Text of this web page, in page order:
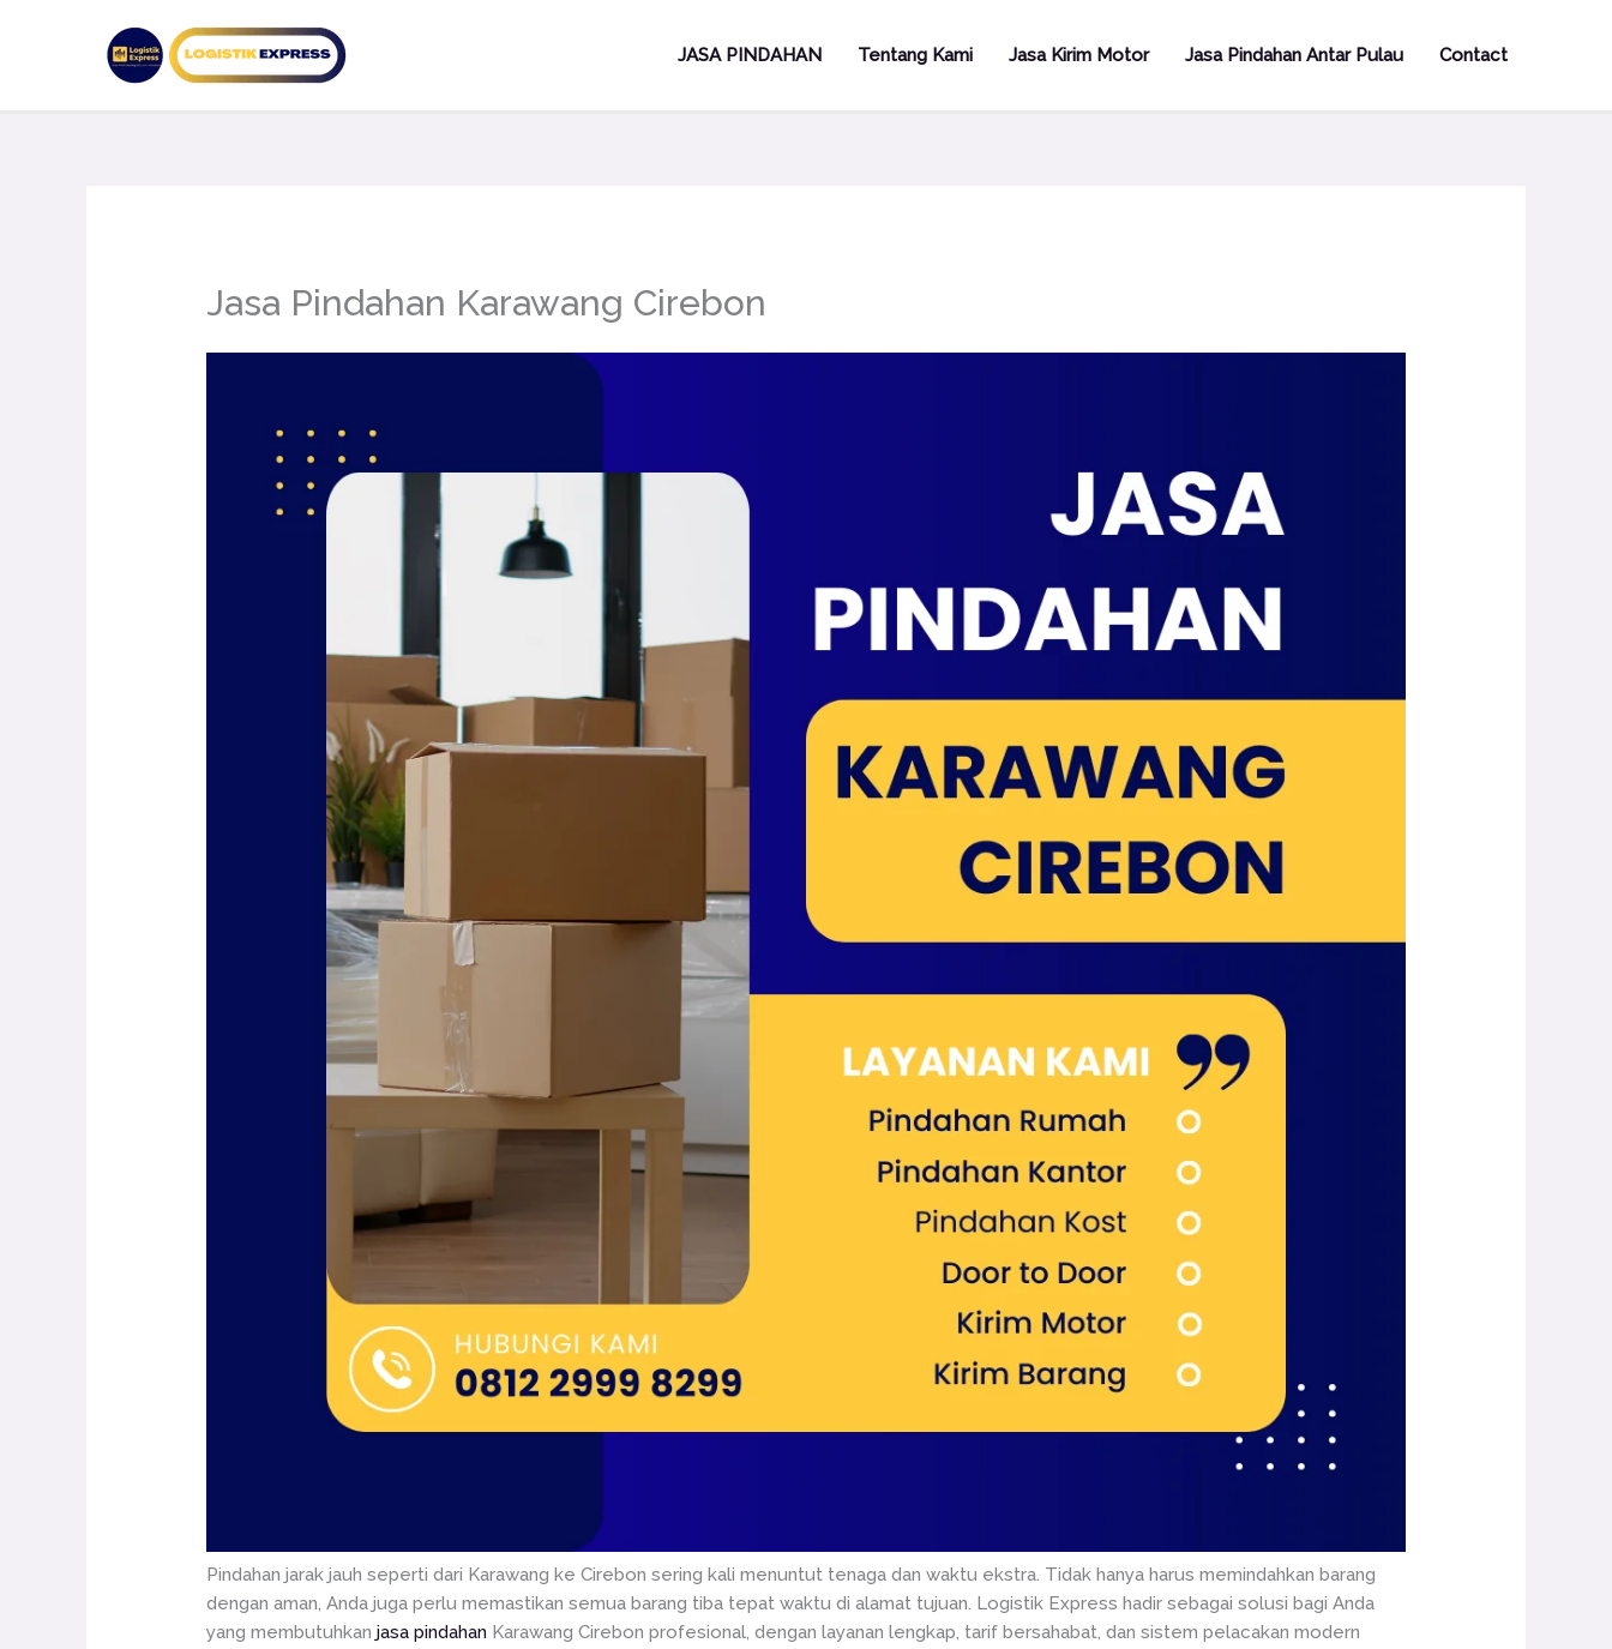
JASA PINDAHAN Tentang Kami Jasa Kirim Motor Jasa Pindahan Antar Pulau Contact
Jasa Pindahan Karawang Cirebon
Pindahan jarak jauh seperti dari Karawang ke Cirebon sering kali menuntut tenaga dan waktu ekstra. Tidak hanya harus memindahkan barang
dengan aman, Anda juga perlu memastikan semua barang tiba tepat waktu di alamat tujuan. Logistik Express hadir sebagai solusi bagi Anda
yang membutuhkanjasa pindahan Karawang Cirebon profesional, dengan layanan lengkap, tarif bersahabat, dan sistem pelacakan modern